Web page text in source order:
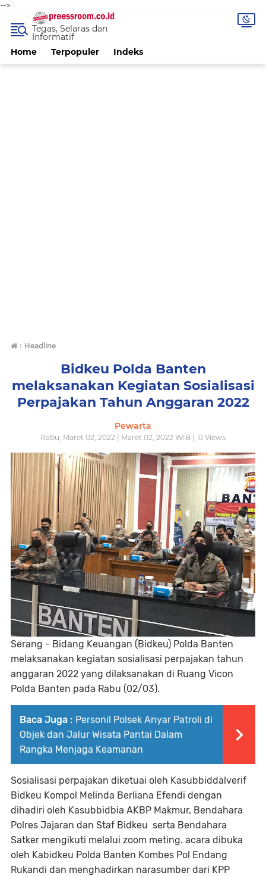
-->
Home Terpopuler Indeks
Tegas, Selaras dan
Informatif
› Headline
Bidkeu Polda Banten
melaksanakan Kegiatan Sosialisasi
Perpajakan Tahun Anggaran 2022
Pewarta
Rabu, Maret 02, 2022 | Maret 02, 2022 WIB | 0 Views
Serang - Bidang Keuangan (Bidkeu) Polda Banten
melaksanakan kegiatan sosialisasi perpajakan tahun
anggaran 2022 yang dilaksanakan di Ruang Vicon
Polda Banten pada Rabu (02/03).
Baca Juga : Personil Polsek Anyar Patroli di
Objek dan Jalur Wisata Pantai Dalam
Rangka Menjaga Keamanan
Sosialisasi perpajakan diketuai oleh Kasubbiddalverif
Bidkeu Kompol Melinda Berliana Efendi dengan
dihadiri oleh Kasubbidbia AKBP Makmur, Bendahara
Polres Jajaran dan Staf Bidkeu serta Bendahara
Satker mengikuti melalui zoom meting. acara dibuka
oleh Kabidkeu Polda Banten Kombes Pol Endang
Rukandi dan menghadirkan narasumber dari KPP